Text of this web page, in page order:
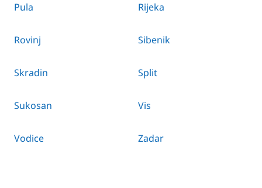
Pula Rijeka
Rovinj Sibenik
Skradin Split
Sukosan Vis
Vodice Zadar